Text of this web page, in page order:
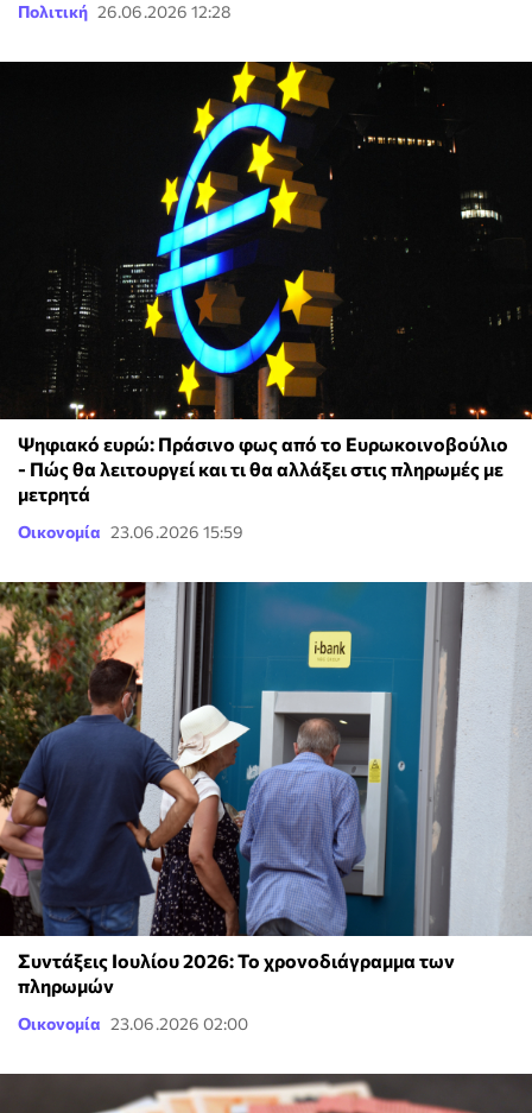
Πολιτική 26.06.2026 12:28
Ψηφιακό ευρώ: Πράσινο φως από το Ευρωκοινοβούλιο
- Πώς θα λειτουργεί και τι θα αλλάξει στις πληρωμές με
μετρητά
Οικονομία 23.06.2026 15:59
Συντάξεις Ιουλίου 2026: Το χρονοδιάγραμμα των
πληρωμών
Οικονομία 23.06.2026 02:00